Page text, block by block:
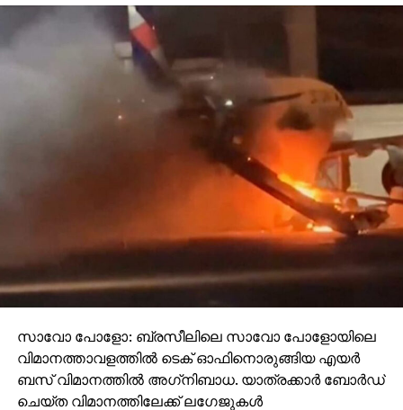
സാവോ പോളോ: ബ്രസീലിലെ സാവോ പോളോയിലെ
വിമാനത്താവളത്തില്‍ ടെക് ഓഫിനൊരുങ്ങിയ എയര്‍
ബസ് വിമാനത്തില്‍ അഗ്‌നിബാധ. യാത്രക്കാര്‍ ബോര്‍ഡ്
ചെയ്ത വിമാനത്തിലേക്ക് ലഗേജുകള്‍